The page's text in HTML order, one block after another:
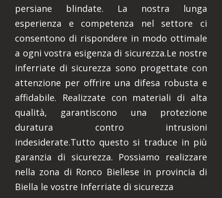
persiane blindate. La nostra lunga
esperienza e competenza nel settore ci
consentono di rispondere in modo ottimale
a ogni vostra esigenza di sicurezza.Le nostre
inferriate di sicurezza sono progettate con
attenzione per offrire una difesa robusta e
affidabile. Realizzate con materiali di alta
qualità, garantiscono una protezione
duratura contro intrusioni
indesiderate.Tutto questo si traduce in più
garanzia di sicurezza. Possiamo realizzare
nella zona di Ronco Biellese in provincia di
Biella le vostre Inferriate di sicurezza